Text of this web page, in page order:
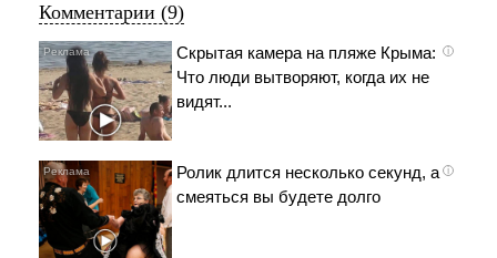
Комментарии (9)
i
Скрытая камера на пляже Крыма:
Что люди вытворяют, когда их не
видят...
i
Ролик длится несколько секунд, а
смеяться вы будете долго